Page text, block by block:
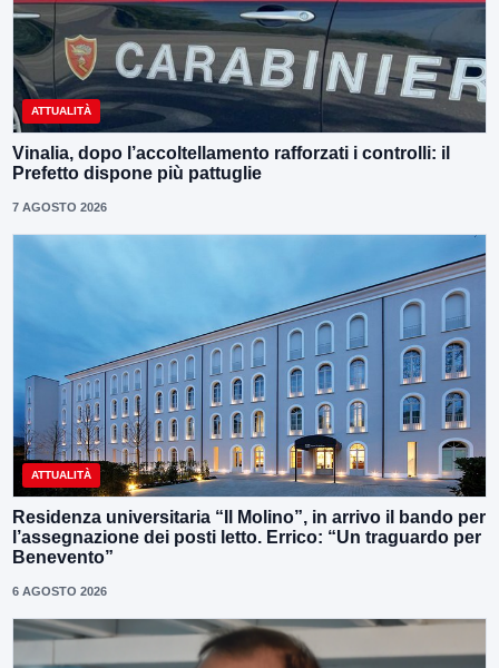
ATTUALITÀ
Vinalia, dopo l’accoltellamento rafforzati i controlli: il
Prefetto dispone più pattuglie
7 AGOSTO 2026
ATTUALITÀ
Residenza universitaria “Il Molino”, in arrivo il bando per
l’assegnazione dei posti letto. Errico: “Un traguardo per
Benevento”
6 AGOSTO 2026